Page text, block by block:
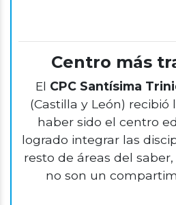
Centro más
El CPC Santísima
(Castilla y León)
haber sido el centro
logrado integrar las
resto de áreas del
no son un